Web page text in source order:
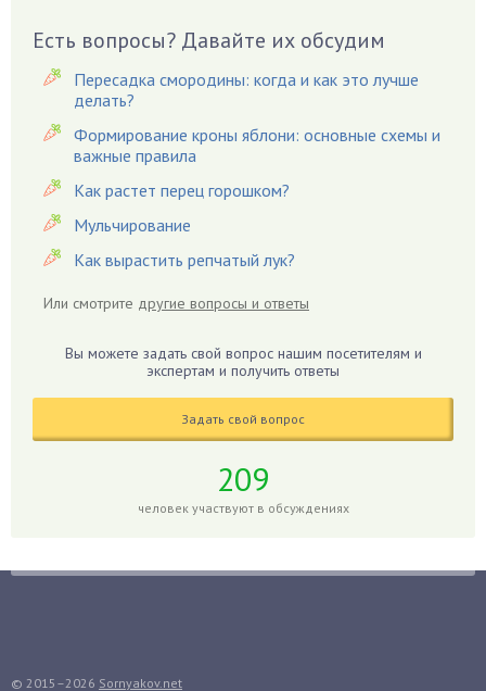
Вешенки
Виноград
Вредители
Гардения
Гацания
Гвоздики
Георгины
Гиацинт
Гладиолусы
Гранат
Есть вопросы? Давайте их обсудим
Пересадка смородины: когда и как это лучше
делать?
Формирование кроны яблони: основные схемы и
важные правила
Как растет перец горошком?
Мульчирование
Как вырастить репчатый лук?
Или смотрите другие вопросы и ответы
Вы можете задать свой вопрос нашим посетителям и
экспертам и получить ответы
Задать свой вопрос
209
человек участвуют в обсуждениях
© 2015–2026 Sornyakov.net